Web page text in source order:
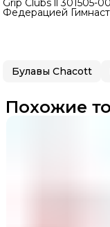
Федерацией
Булавы Chacott
Похожие